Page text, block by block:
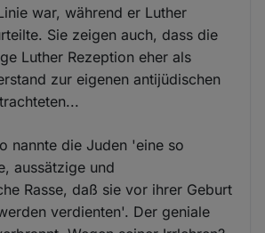
war, während er Luther
Sie zeigen auch, dass die
Luther Rezeption eher als
zur eigenen antijüdischen
nannte die Juden 'eine so
aussätzige und
Rasse, daß sie vor ihrer Geburt
verdienten'. Der geniale